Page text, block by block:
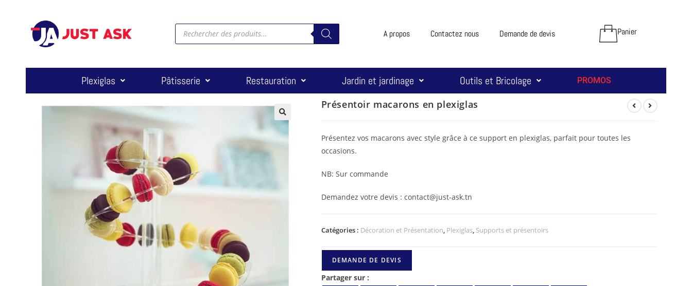
A propos Contactez nous Demande de devis Panier
Plexiglas Pâtisserie Restauration Jardin et jardinage Outils et Bricolage PROMOS
🔍
Présentoir macarons en plexiglas
Présentez vos macarons avec style grâce à ce support en plexiglas, parfait pour toutes les
occasions.
NB: Sur commande
Demandez votre devis : contact@just-ask.tn
Catégories : Décoration et Présentation Plexiglas, Supports et présentoirs
DEMANDE DE DEVIS
Partager sur :